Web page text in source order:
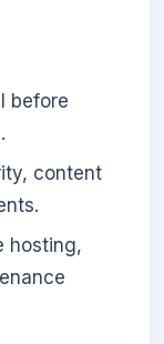
before
content
hosting,